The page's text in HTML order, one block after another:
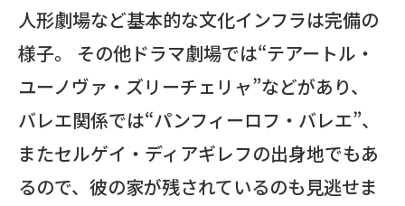
人形劇場など基本的な文化インフラは完備の
様子。 その他ドラマ劇場では“テアートル・
ユーノヴァ・ズリーチェリャ”などがあり、
バレエ関係では“パンフィーロフ・バレエ”、
またセルゲイ・ディアギレフの出身地でもあ
るので、彼の家が残されているのも見逃せま